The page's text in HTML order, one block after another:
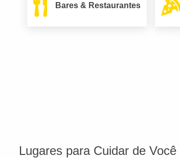
Bares & Restaurantes
Lugares para Cuidar de Você